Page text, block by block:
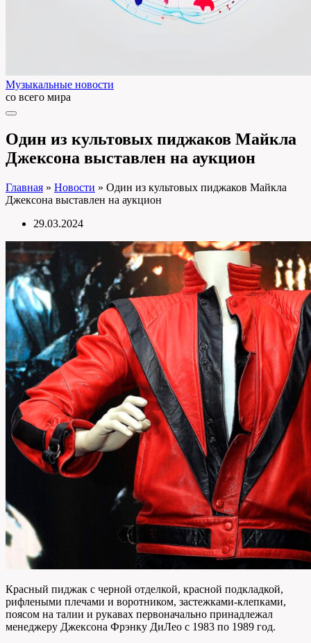
Музыкальные новости
со всего мира
Один из культовых пиджаков Майкла
Джексона выставлен на аукцион
Главная » Новости » Один из культовых пиджаков Майкла
Джексона выставлен на аукцион
29.03.2024
Красный пиджак с черной отделкой, красной подкладкой,
рифлеными плечами и воротником, застежками-клепками,
поясом на талии и рукавах первоначально принадлежал
менеджеру Джексона Фрэнку ДиЛео с 1983 по 1989 год.